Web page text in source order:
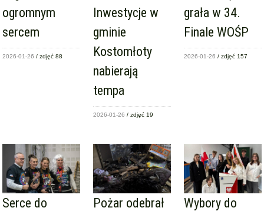
ogromnym
sercem
2026-01-26 / zdjęć 88
Inwestycje w
gminie
Kostomłoty
nabierają
tempa
2026-01-26 / zdjęć 19
grała w 34.
Finale WOŚP
2026-01-26 / zdjęć 157
Serce do
Pożar odebrał
Wybory do